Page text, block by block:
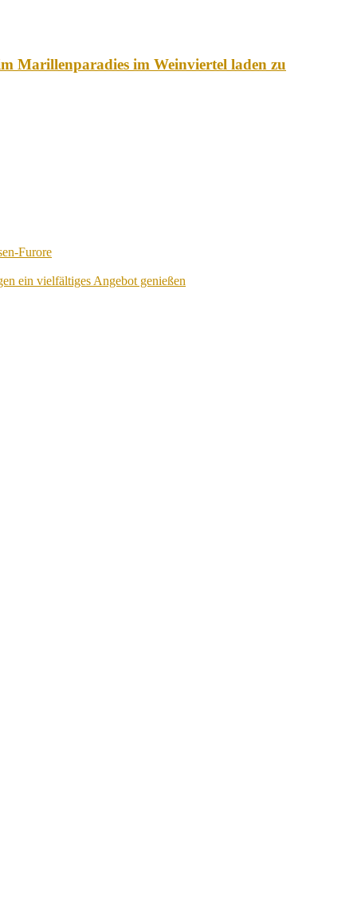
Marillenparadies im Weinviertel laden zu
Furore
ein vielfältiges Angebot genießen